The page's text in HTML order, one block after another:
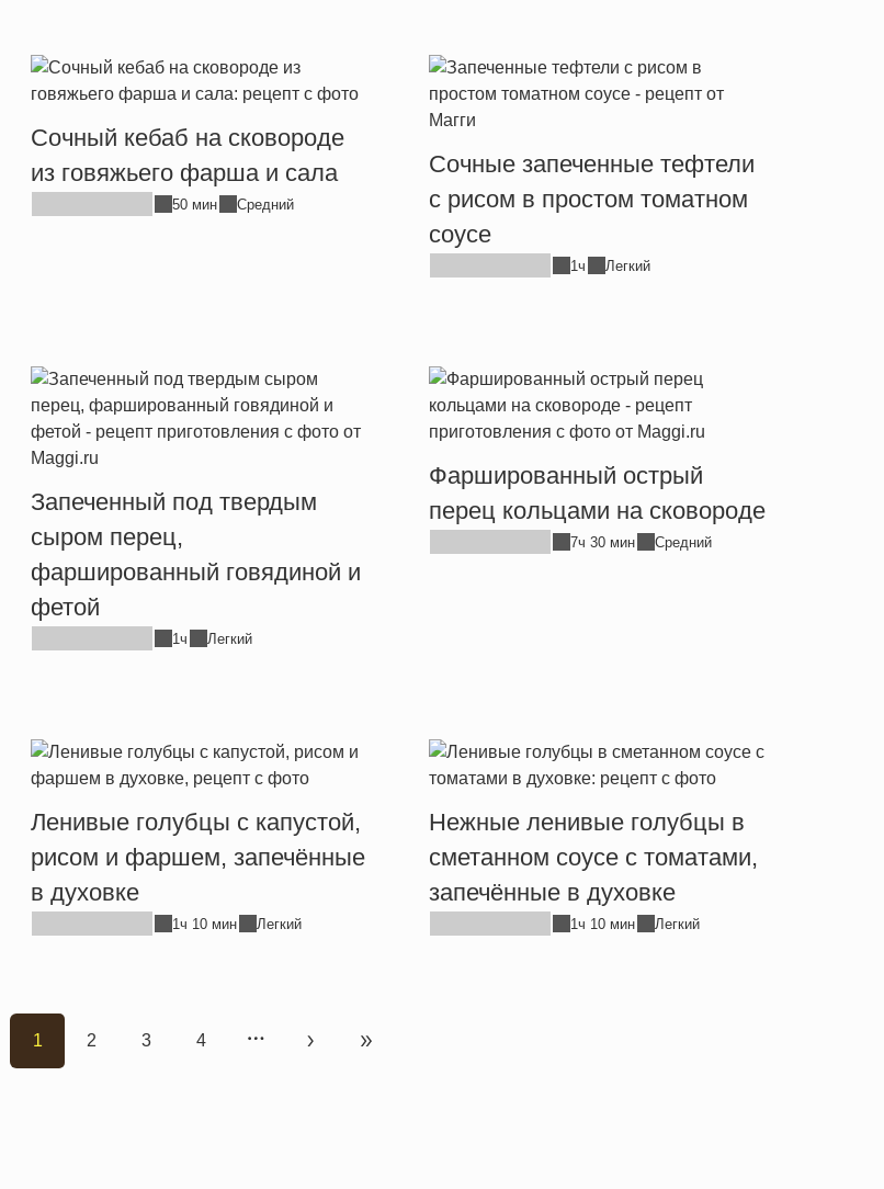
Сочный кебаб на сковороде
из говяжьего фарша и сала
50 мин Средний
Сочные запеченные тефтели
с рисом в простом томатном
соусе
1ч Легкий
Запеченный под твердым
сыром перец,
фаршированный говядиной и
фетой
1ч Легкий
Фаршированный острый
перец кольцами на сковороде
7ч 30 мин Средний
Ленивые голубцы с капустой,
рисом и фаршем, запечённые
в духовке
1ч 10 мин Легкий
Нежные ленивые голубцы в
сметанном соусе с томатами,
запечённые в духовке
1ч 10 мин Легкий
Текущая страница
1
Страница
2
Страница
3
Страница
4
Следующая страница
Последняя страница